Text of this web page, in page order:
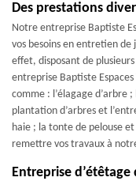
Des prestations
Notre entreprise Baptiste
vos besoins en entretien
effet, disposant de
entreprise Baptiste
comme : l’élagage d’arbre
plantation d’arbres et
haie ; la tonte de pelouse
remettre vos travaux à
Entreprise d’étêtage